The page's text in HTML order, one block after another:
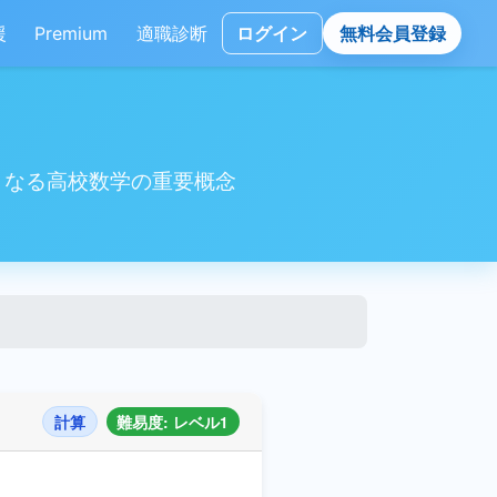
Premium 適職診断 ログイン 無料会員登録
る高校数学の重要概念
計算 難易度: レベル1